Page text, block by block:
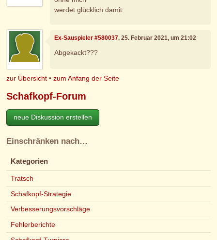
werdet glücklich damit
Ex-Sauspieler #580037, 25. Februar 2021, um 21:02
Abgekackt???
zur Übersicht •zum Anfang der Seite
Schafkopf-Forum
neue Diskussion erstellen
Einschränken nach…
Kategorien
Tratsch
Schafkopf-Strategie
Verbesserungsvorschläge
Fehlerberichte